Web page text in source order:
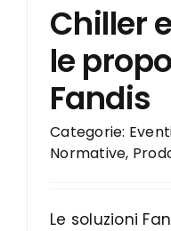
Chiller
le
Fandis
Categorie:
Normative,
Le soluzioni